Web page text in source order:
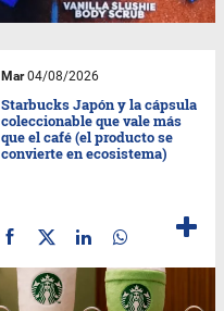
Mar04/08/2026
Starbucks Japón y la cápsula
coleccionable que vale más
que el café (el producto se
convierte en ecosistema)